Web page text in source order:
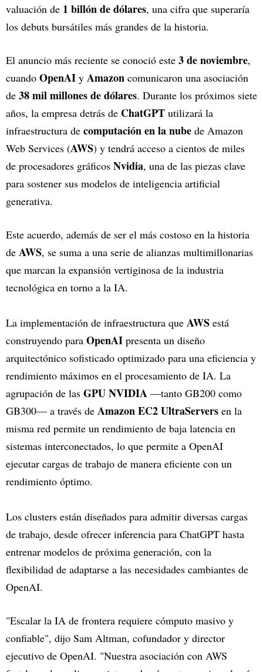
valuación de 1 billón de dólares, una cifra que superaría
los debuts bursátiles más grandes de la historia.
El anuncio más reciente se conoció este 3 de noviembre,
cuando OpenAI y Amazon comunicaron una asociación
de 38 mil millones de dólares. Durante los próximos siete
años, la empresa detrás de ChatGPT utilizará la
infraestructura de computación en la nube de Amazon
Web Services (AWS) y tendrá acceso a cientos de miles
de procesadores gráficos Nvidia, una de las piezas clave
para sostener sus modelos de inteligencia artificial
generativa.
Este acuerdo, además de ser el más costoso en la historia
de AWS, se suma a una serie de alianzas multimillonarias
que marcan la expansión vertiginosa de la industria
tecnológica en torno a la IA.
La implementación de infraestructura que AWS está
construyendo para OpenAI presenta un diseño
arquitectónico sofisticado optimizado para una eficiencia y
rendimiento máximos en el procesamiento de IA. La
agrupación de las GPU NVIDIA —tanto GB200 como
GB300— a través de Amazon EC2 UltraServers en la
misma red permite un rendimiento de baja latencia en
sistemas interconectados, lo que permite a OpenAI
ejecutar cargas de trabajo de manera eficiente con un
rendimiento óptimo.
Los clusters están diseñados para admitir diversas cargas
de trabajo, desde ofrecer inferencia para ChatGPT hasta
entrenar modelos de próxima generación, con la
flexibilidad de adaptarse a las necesidades cambiantes de
OpenAI.
"Escalar la IA de frontera requiere cómputo masivo y
confiable", dijo Sam Altman, cofundador y director
ejecutivo de OpenAI. "Nuestra asociación con AWS